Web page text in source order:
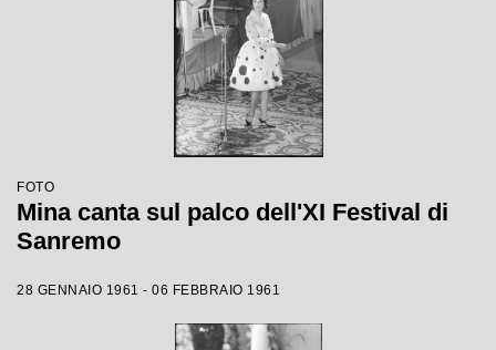
FOTO
Mina canta sul palco dell'XI Festival di
Sanremo
28 GENNAIO 1961 - 06 FEBBRAIO 1961